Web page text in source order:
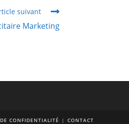
suivant
Marketing
CONFIDENTIALITÉ CONTACT